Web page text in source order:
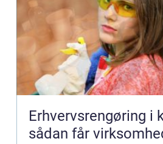
Erhvervsrengøring i
sådan får